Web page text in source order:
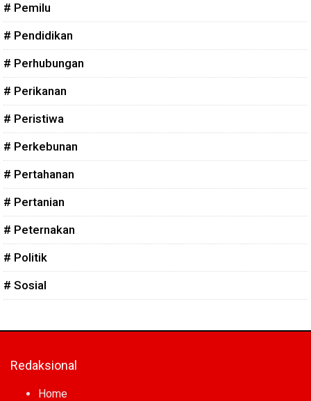
# Pemilu
# Pendidikan
# Perhubungan
# Perikanan
# Peristiwa
# Perkebunan
# Pertahanan
# Pertanian
# Peternakan
# Politik
# Sosial
Redaksional
Home